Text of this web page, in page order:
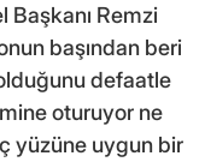
Başkanı Remzi
başından beri
defaatle
oturuyor ne
yüzüne uygun bir